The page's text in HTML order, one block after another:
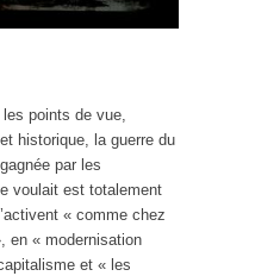
points de vue,
historique, la guerre du
par les
voulait est totalement
« comme chez
en « modernisation
et « les